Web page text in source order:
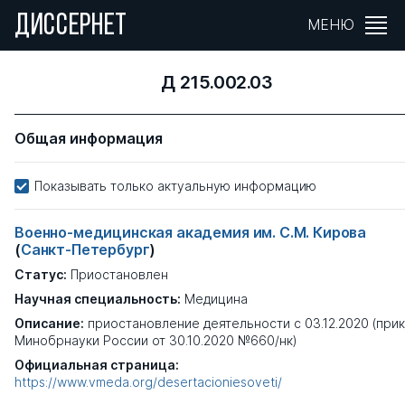
ДИССЕРНЕТ МЕНЮ
Д 215.002.03
Общая информация
Показывать только актуальную информацию
Военно-медицинская академия им. С.М. Кирова
(Санкт-Петербург)
Статус: Приостановлен
Научная специальность: Медицина
Описание: приостановление деятельности с 03.12.2020
Минобрнауки России от 30.10.2020 №660/нк)
Официальная страница:
https://www.vmeda.org/desertacioniesoveti/